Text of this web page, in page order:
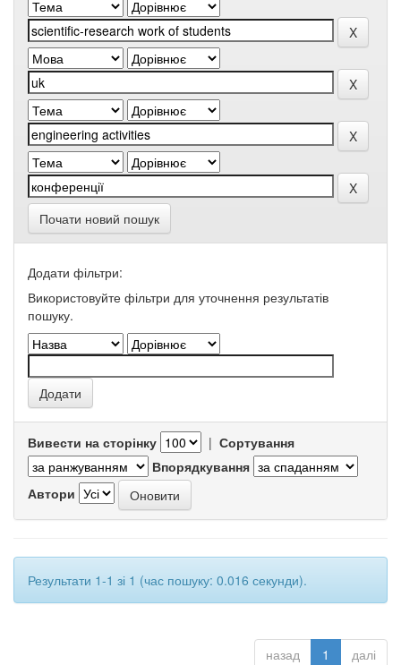
Почати новий пошук
Додати фільтри:
Використовуйте фільтри для уточнення результатів
пошуку.
Вивести на сторінку | Сортування
Впорядкування
Автори
Результати 1-1 зі 1 (час пошуку: 0.016 секунди).
назад 1 далі